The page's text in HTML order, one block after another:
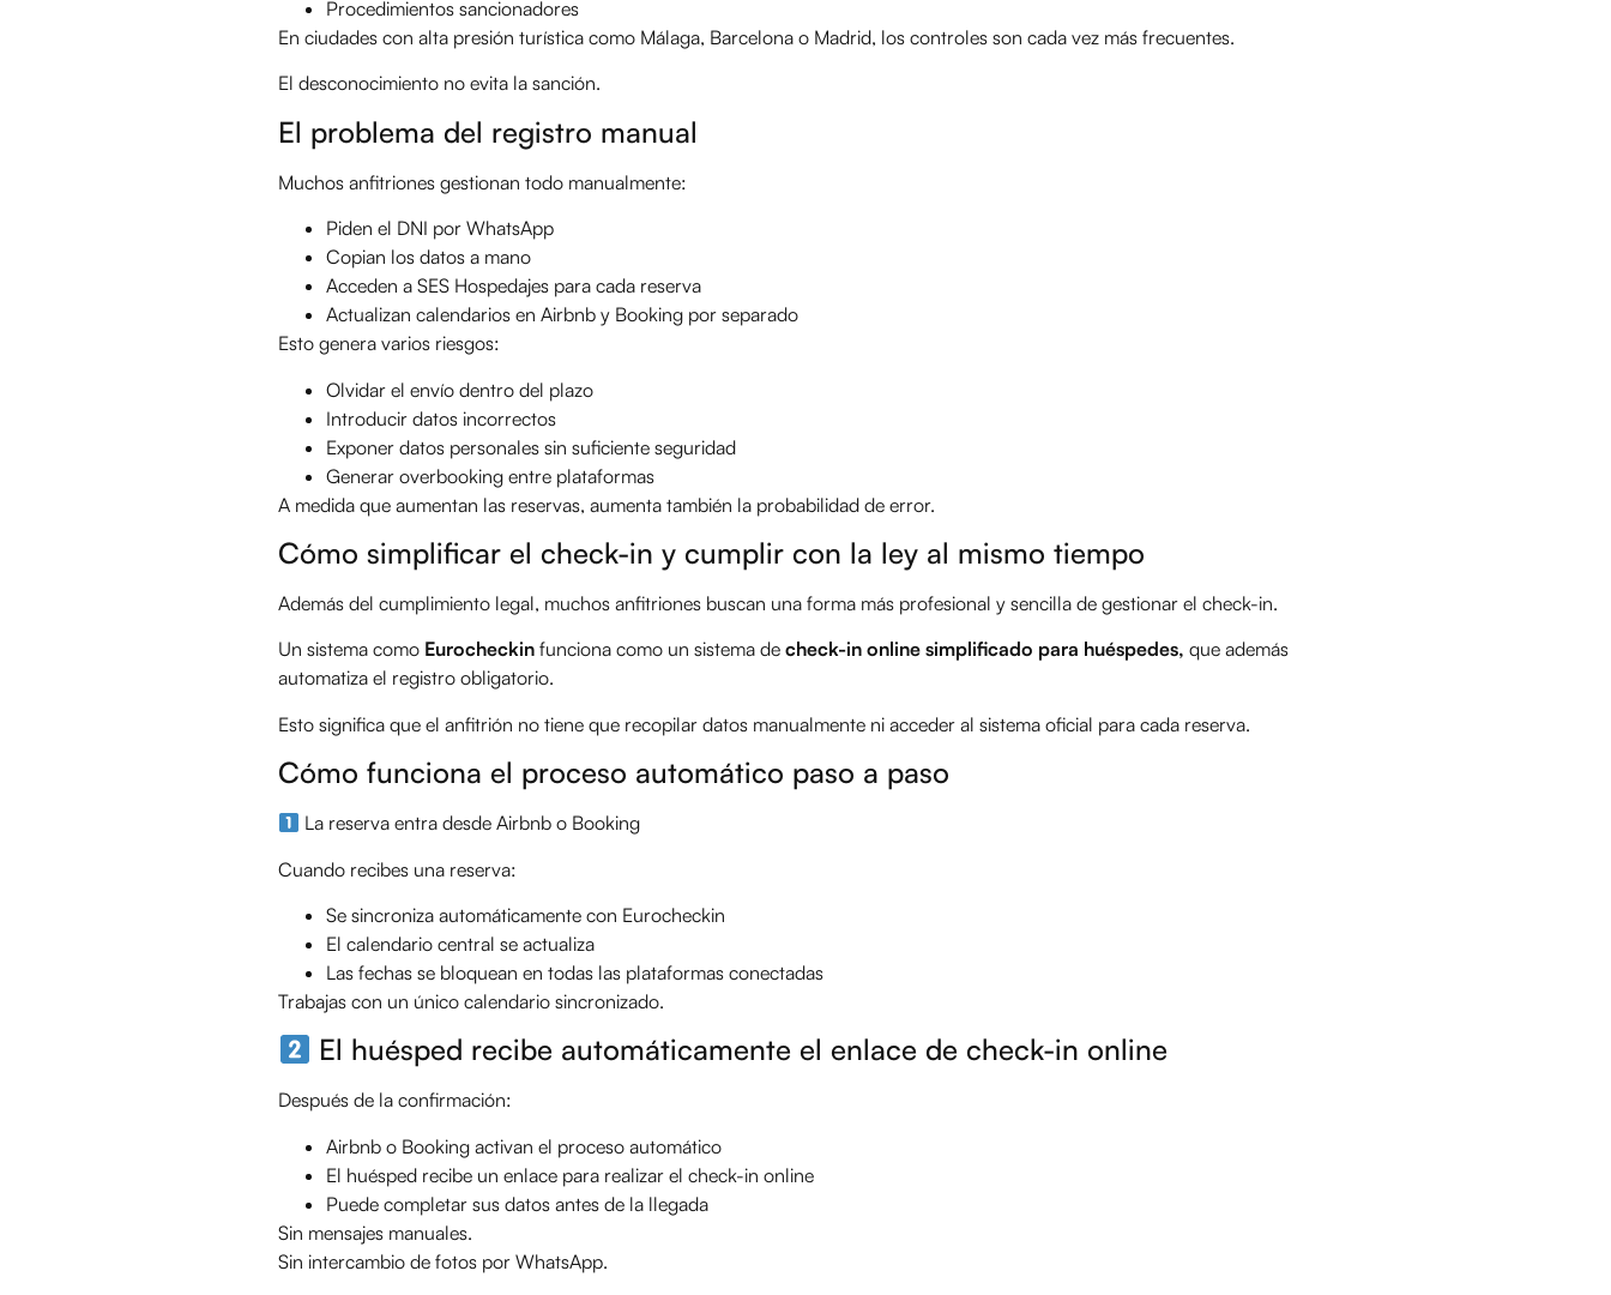
Procedimientos sancionadores
En ciudades con alta presión turística como Málaga, Barcelona o Madrid, los controles son cada vez más frecuentes.
El desconocimiento no evita la sanción.
El problema del registro manual
Muchos anfitriones gestionan todo manualmente:
Piden el DNI por WhatsApp
Copian los datos a mano
Acceden a SES Hospedajes para cada reserva
Actualizan calendarios en Airbnb y Booking por separado
Esto genera varios riesgos:
Olvidar el envío dentro del plazo
Introducir datos incorrectos
Exponer datos personales sin suficiente seguridad
Generar overbooking entre plataformas
A medida que aumentan las reservas, aumenta también la probabilidad de error.
Cómo simplificar el check-in y cumplir con la ley al mismo tiempo
Además del cumplimiento legal, muchos anfitriones buscan una forma más profesional y sencilla de gestionar el check-in.
Un sistema como Eurocheckin funciona como un sistema de check-in online simplificado para huéspedes, que además
automatiza el registro obligatorio.
Esto significa que el anfitrión no tiene que recopilar datos manualmente ni acceder al sistema oficial para cada reserva.
Cómo funciona el proceso automático paso a paso
La reserva entra desde Airbnb o Booking
Cuando recibes una reserva:
Se sincroniza automáticamente con Eurocheckin
El calendario central se actualiza
Las fechas se bloquean en todas las plataformas conectadas
Trabajas con un único calendario sincronizado.
El huésped recibe automáticamente el enlace de check-in online
Después de la confirmación:
Airbnb o Booking activan el proceso automático
El huésped recibe un enlace para realizar el check-in online
Puede completar sus datos antes de la llegada
Sin mensajes manuales.
Sin intercambio de fotos por WhatsApp.